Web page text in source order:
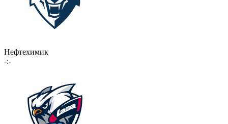
Нефтехимик
-:-